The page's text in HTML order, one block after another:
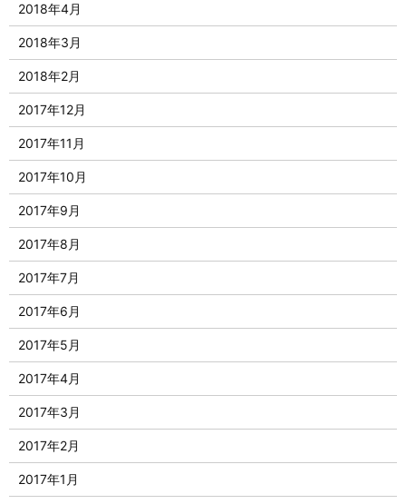
2018年4月
2018年3月
2018年2月
2017年12月
2017年11月
2017年10月
2017年9月
2017年8月
2017年7月
2017年6月
2017年5月
2017年4月
2017年3月
2017年2月
2017年1月